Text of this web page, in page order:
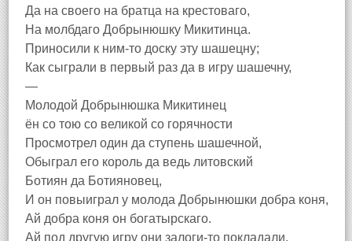
Да на своего на братца на крестоваго,
На молбдаго Добрынюшку Микитинца.
Приносили к ним-то доску эту шашецну;
Как сыграли в первый раз да в игру шашечну,
—
Молодой Добрынюшка Микитинец
ён со тою со великой со горячности
Просмотрел один да ступень шашечной,
Обыграл его король да ведь литовский
Ботиян да Ботияновец,
И он повыиграл у молода Добрынюшки добра коня,
Ай добра коня он богатырскаго.
Ай под другую игру они залоги-то покладали,